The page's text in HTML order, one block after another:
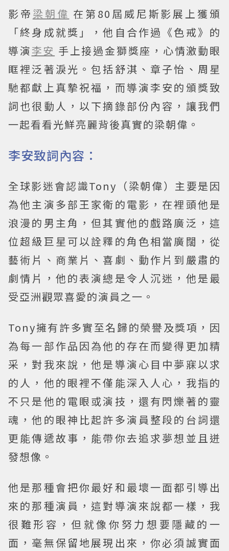
影帝 梁朝偉 在第80屆威尼斯影展上獲頒
「終身成就獎」，他自合作過《色戒》的
導演李安 手上接過金獅獎座，心情激動眼
眶裡泛著淚光。包括舒淇、章子怡、周星
馳都獻上真摯祝福，而導演李安的頒獎致
詞也很動人，以下摘錄部份內容，讓我們
一起看看光鮮亮麗背後真實的梁朝偉。
李安致詞內容：
全球影迷會認識Tony（梁朝偉）主要是因
為他主演多部王家衛的電影，在裡頭他是
浪漫的男主角，但其實他的戲路廣泛，這
位超級巨星可以詮釋的角色相當廣闊，從
藝術片、商業片、喜劇、動作片到嚴肅的
劇情片，他的表演總是令人沉迷，他是最
受亞洲觀眾喜愛的演員之一。
Tony擁有許多實至名歸的榮譽及獎項，因
為每一部作品因為他的存在而變得更加精
采，對我來說，他是導演心目中夢寐以求
的人，他的眼裡不僅能深入人心，我指的
不只是他的電眼或演技，還有閃爍著的靈
魂，他的眼神比起許多演員整段的台詞還
更能傳遞故事，能帶你去追求夢想並且迸
發想像。
他是那種會把你最好和最壞一面都引導出
來的那種演員，這對導演來說都一樣，我
很難形容，但就像你努力想要隱藏的一
面，毫無保留地展現出來，你必須誠實面